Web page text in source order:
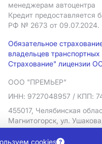
менеджерам автоцентра
Кредит предоставляется
РФ № 2673 от 09.07.2024.
Обязательное
владельцев
Страхование" лицензии
ООО "ПРЕМЬЕР"
ИНН: 9727048957 / КПП:
455017, Челябинская
Магнитогорск, ул.
Политика в отношении
cookies